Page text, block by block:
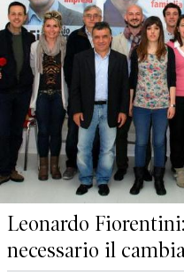
Leonardo
necessario il